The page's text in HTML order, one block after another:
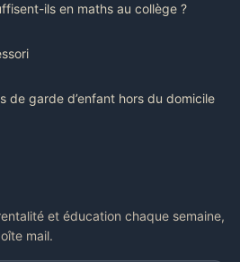
ils en maths au collège ?
de garde d’enfant hors du domicile
et éducation chaque semaine,
mail.